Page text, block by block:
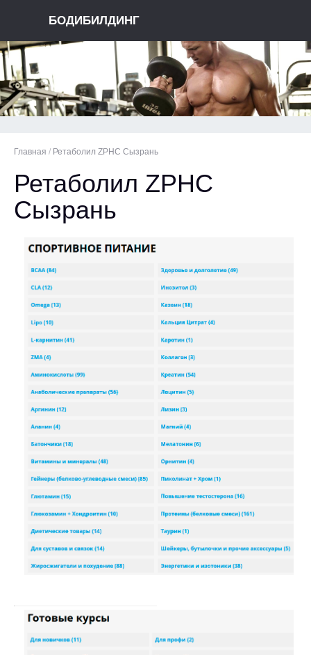
БОДИБИЛДИНГ
Главная / Ретаболил ZPHC Сызрань
Ретаболил ZPHC
Сызрань